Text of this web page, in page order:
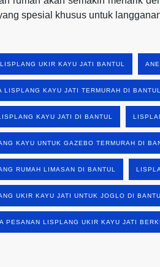
spesial khusus untuk
UKIR KAYU JATI BANTUL
LISPLANG KAYU JATI TERMURAH DI BANTUL
KAYU JATI DI BANTUL
KAYU UNTUK GAZEBO TERMURAH DI
RUMAH LIMASAN DI BANTUL
UKIR KAYU JATI UNTUK JOGLO DI
PESANAN LISPLANG UKIR KAYU JATI